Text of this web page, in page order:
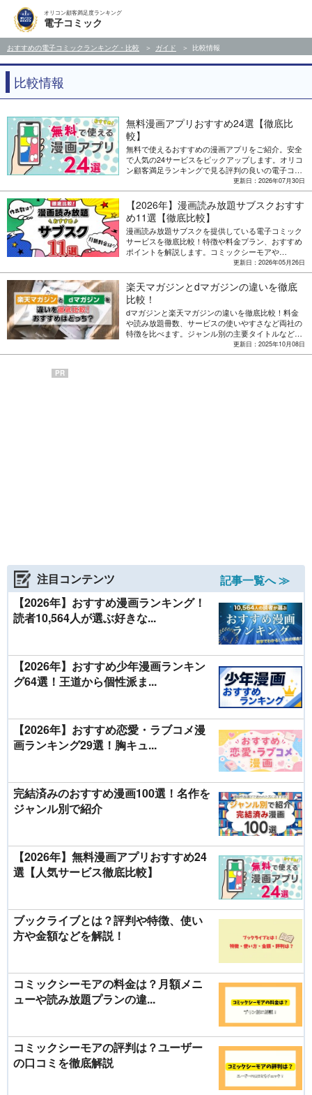
オリコン顧客満足度ランキング
電子コミック
おすすめの電子コミックランキング・比較 ガイド 比較情報
比較情報
無料漫画アプリおすすめ24選【徹底比
較】
無料で使えるおすすめの漫画アプリをご紹介。安全
で人気の24サービスをピックアップします。オリコ
ン顧客満足ランキングで見る評判の良いの電子コミ
更新日：2026年07月30日
【2026年】漫画読み放題サブスクおすす
め11選【徹底比較】
漫画読み放題サブスクを提供している電子コミック
サービスを徹底比較！特徴や料金プラン、おすすめ
ポイントを解説します。コミックシーモアや
BOOK☆WALKERなどの人気サービスをチェックし
ていきましょう。
更新日：2026年05月26日
楽天マガジンとdマガジンの違いを徹底
比較！
dマガジンと楽天マガジンの違いを徹底比較！料金
や読み放題冊数、サービスの使いやすさなど両社の
特徴を比べます。ジャンル別の主要タイトルなども
更新日：2025年10月08日
PR
注目コンテンツ
記事一覧へ ≫
【2026年】おすすめ漫画ランキング！
読者10,564人が選ぶ好きな...
【2026年】おすすめ少年漫画ランキン
グ64選！王道から個性派ま...
【2026年】おすすめ恋愛・ラブコメ漫
画ランキング29選！胸キュ...
完結済みのおすすめ漫画100選！名作を
ジャンル別で紹介
【2026年】無料漫画アプリおすすめ24
選【人気サービス徹底比較】
ブックライブとは？評判や特徴、使い
方や金額などを解説！
コミックシーモアの料金は？月額メニ
ューや読み放題プランの違...
コミックシーモアの評判は？ユーザー
の口コミを徹底解説